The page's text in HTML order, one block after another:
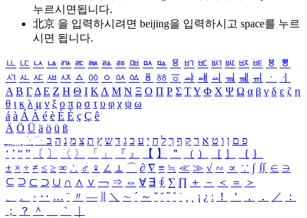
누르시면됩니다.
北京 을 입력하시려면 beijing을 입력하시고 space를 누르
시면 됩니다.
ㅥ ㅦ ㅧ ㅨ ㅩ ㅪ ㅫ ㅬ ㅭ ㅮ ㅯ ㅰ ㅱ ㅲ ㅳ ㅴ ㅵ ㅶ ㅷ ㅸ
ㅹ
ㅺ ㅻ ㅼ ㅽ ㅾ ㅿ ㆀ ㆁ ㆂ ㆃ ㆄ ㆅ ㆆ ㆇ ㆈ ㆉ ㆊ ㆋ ㆌ ㆍ
ㆎ
Α Β ΓΔ Ε Ζ Η Θ Ι ΚΛ Μ Ν Ξ Ο Π Ρ Σ ΤΥ Φ Χ Ψ Ω α β γ δ ε ζ η
θ ι κ λ μ ν ξ ο π ρ σ τ υ φ χ ψ ω
á à Á À é è É È ç Ç ê
Ä Ö Ü ä ö ü ß
ִֶֹ ֻּ ׁׂ פ ם ן ו ט א ר ק ף ך ל ח י ע כ ג ד ש ץ ת צ מ נ ה ב
‘ ’ “ ” 〔 〕 〈 〉 「 」 『 』 【 】 ＂ （ ） ［ ］ ｛ ｝
± × ÷ ≠ ≤ ≥ ∞ ∴ ♂ ♀ ∠ ⊥ ⌒ ∂ ∇ ≡ ≒ ≪ ≫ √ ∽ ∝ ∵ ∫ ∬ ∈ ∋
⊆ ⊇ ⊂ ⊃ ∪ ∩ ∧ ∨ ￢ ⇒ ⇔ ∀ ∃ ∮ ∑ ∏ ＋ － ＜ ＝
＞
、
。 · ‥ … ¨ 〃 ― ＼ ∼ ´ ～ ˇ ˘ ˝ ˚ ˙ ¸ ¡ ¿ ː ！ ＇ ， ． ／
：
；
？ ＾ ｀